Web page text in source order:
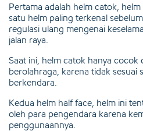
Pertama adalah helm catok,
satu helm paling terkenal
regulasi ulang mengenai
jalan raya.
Saat ini, helm catok hanya
berolahraga, karena tidak sesuai
berkendara.
Kedua helm half face, helm ini
oleh para pengendara karena
penggunaannya.